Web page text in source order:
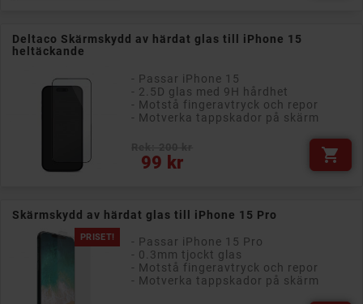
Deltaco Skärmskydd av härdat glas till iPhone 15
heltäckande
- Passar iPhone 15
- 2.5D glas med 9H hårdhet
- Motstå fingeravtryck och repor
- Motverka tappskador på skärm
99 kr
Pris 
Skärmskydd av härdat glas till iPhone 15 Pro
PRISET!
- Passar iPhone 15 Pro
- 0.3mm tjockt glas
- Motstå fingeravtryck och repor
- Motverka tappskador på skärm